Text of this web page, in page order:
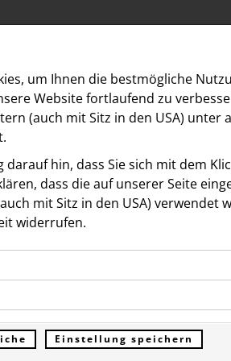
LAKRIDS
Summer
um Ihnen die best­mögliche
Website fortlaufend zu
(auch mit Sitz in den USA) unter
hin, dass Sie sich mit dem
dass die auf unserer Seite
mit Sitz in den USA) verwendet
widerrufen.
Funktionen und sind für
Diese Cookies
an keine Dritten übermittelt.
anonym. Diese Informationen
Website nutzen.
Einstellung speichern